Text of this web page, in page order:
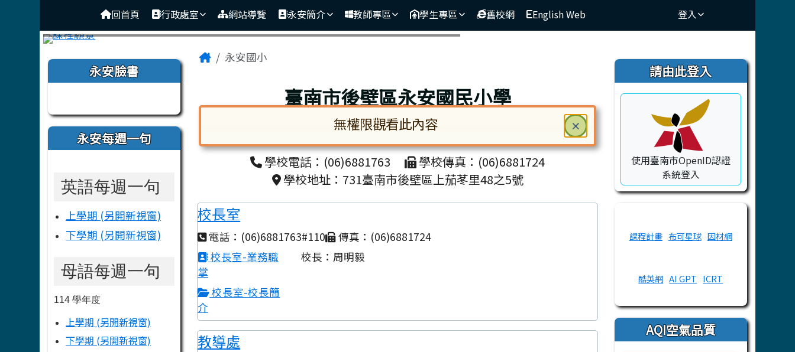
臺南市後壁區永安國小
回首頁 行政處室 網站導覽 永安簡介 教師專區 學生專區 舊校網 English Web 登入
⏸
左邊區域內容
永安臉書
永安每週一句
英語每週一句
上學期 (另開新視窗)
下學期 (另開新視窗)
母語每週一句
114 學年度
上學期 (另開新視窗)
下學期 (另開新視窗)
主內容區域
Home永安國小
臺南市後壁區永安國民小學
Tainan Municipal Houbi District Yong-an Elementary School
學校電話：(06)6881763
學校傳真：(06)6881724
學校地址：731臺南市後壁區上茄苳里48之5號
校長室
電話：(06)6881763#110
傳真：(06)6881724
校長室-業務職
掌
校長室-校長簡
介
校長：周明毅
教導處
右邊區域內容
請由此登入
使用臺南市OpenID認證
系統登入
課程計畫 布可星球 因材網
酷英網 AI GPT ICRT
AQI空氣品質
頁尾區域
× 關閉
無權限觀看此內容
對話框已開啟。請使用 Tab 鍵在選項間移動焦點。按下 Enter 鍵或空白鍵確認，按下 Escape 鍵關閉